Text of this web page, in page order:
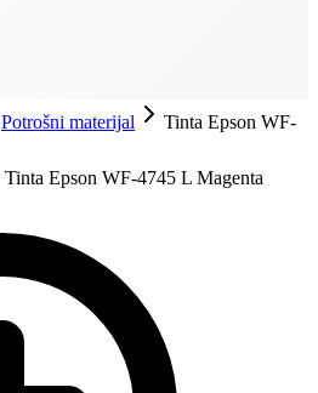
Potrošni materijal
Tinta Epson WF-
Tinta Epson WF-4745 L Magenta